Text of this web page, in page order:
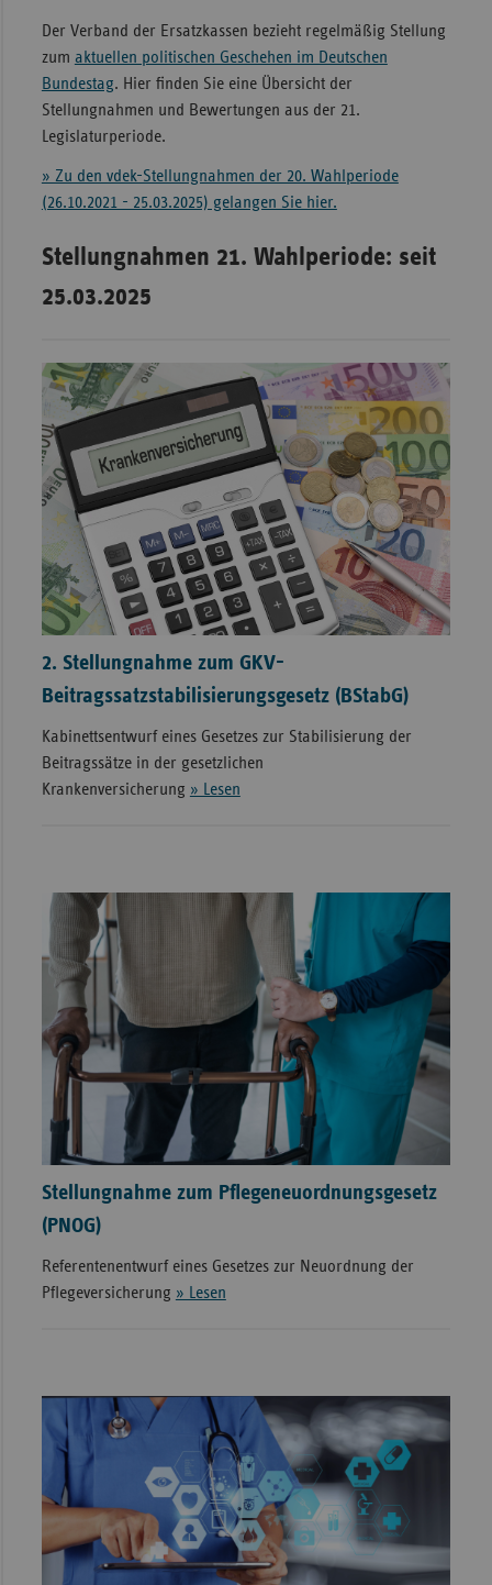
Der Verband der Ersatzkassen bezieht regelmäßig Stellung
zum aktuellen politischen Geschehen im Deutschen
Bundestag. Hier finden Sie eine Übersicht der
Stellungnahmen und Bewertungen aus der 21.
Legislaturperiode.
» Zu den vdek-Stellungnahmen der 20. Wahlperiode
(26.10.2021 - 25.03.2025) gelangen Sie hier.
Stellungnahmen 21. Wahlperiode: seit
25.03.2025
2. Stellungnahme zum GKV-
Beitragssatzstabilisierungsgesetz (BStabG)
Kabinettsentwurf eines Gesetzes zur Stabilisierung der
Beitragssätze in der gesetzlichen
Krankenversicherung » Lesen
Stellungnahme zum Pflegeneuordnungsgesetz
(PNOG)
Referentenentwurf eines Gesetzes zur Neuordnung der
Pflegeversicherung » Lesen